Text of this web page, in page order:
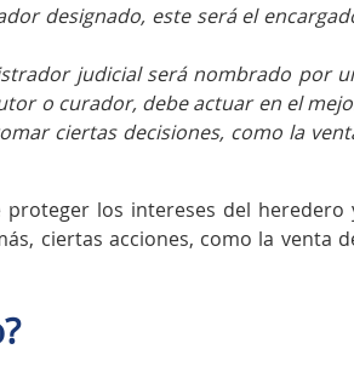
designado, este será el
judicial será nombrado por
o curador, debe actuar en el
ciertas decisiones, como la
los intereses del heredero
ciertas acciones, como la venta